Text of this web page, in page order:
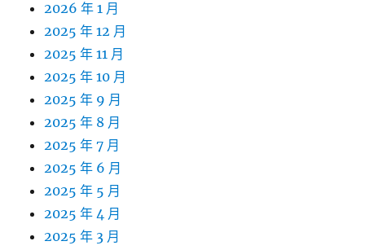
2026 年 1 月
2025 年 12 月
2025 年 11 月
2025 年 10 月
2025 年 9 月
2025 年 8 月
2025 年 7 月
2025 年 6 月
2025 年 5 月
2025 年 4 月
2025 年 3 月